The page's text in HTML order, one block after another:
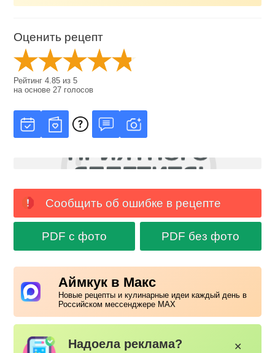
Оценить рецепт
Рейтинг4.85 из5
на основе27 голосов
Сообщить об ошибке в рецепте
PDF с фото PDF без фото
Аймкук в Макс
Новые рецепты и кулинарные идеи каждый день в
Российском мессенджере MAX
Надоела реклама? ✕